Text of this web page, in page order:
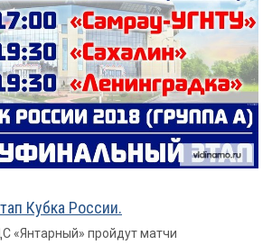
Кубка России.
«Янтарный» пройдут матчи